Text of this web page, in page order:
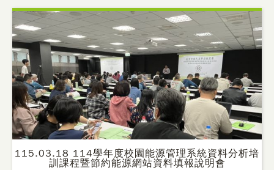
115.03.18 114學年度校園能源管理系統資料分析培
訓課程暨節約能源網站資料填報說明會